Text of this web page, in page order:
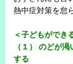
熱中症対策を怠
＜子どもができ
（１） のどが
する